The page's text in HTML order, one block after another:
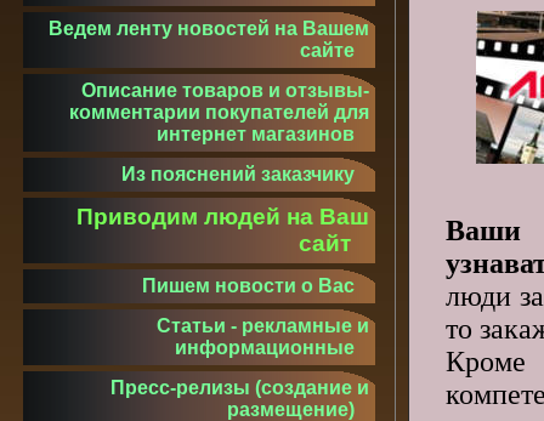
Ваши
люди
то
Кроме
Ведем ленту новостей на Вашем
сайте
Описание товаров и отзывы-
комментарии покупателей для
интернет магазинов
Из пояснений заказчику
Приводим людей на Ваш
сайт
Пишем новости о Вас
Статьи - рекламные и
информационные
Пресс-релизы (создание и
размещение)